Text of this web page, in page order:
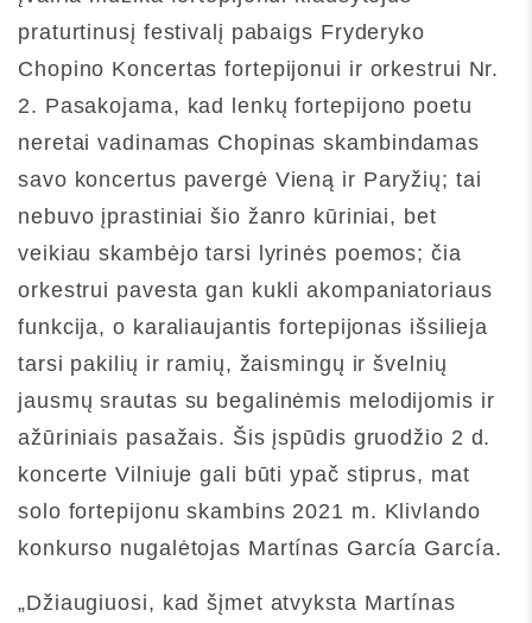
praturtinusį festivalį pabaigs Fryderyko
Chopino Koncertas fortepijonui ir orkestrui Nr.
2. Pasakojama, kad lenkų fortepijono poetu
neretai vadinamas Chopinas skambindamas
savo koncertus pavergė Vieną ir Paryžių; tai
nebuvo įprastiniai šio žanro kūriniai, bet
veikiau skambėjo tarsi lyrinės poemos; čia
orkestrui pavesta gan kukli akompaniatoriaus
funkcija, o karaliaujantis fortepijonas išsilieja
tarsi pakilių ir ramių, žaismingų ir švelnių
jausmų srautas su begalinėmis melodijomis ir
ažūriniais pasažais. Šis įspūdis gruodžio 2 d.
koncerte Vilniuje gali būti ypač stiprus, mat
solo fortepijonu skambins 2021 m. Klivlando
konkurso nugalėtojas Martínas García García.
„Džiaugiuosi, kad šįmet atvyksta Martínas